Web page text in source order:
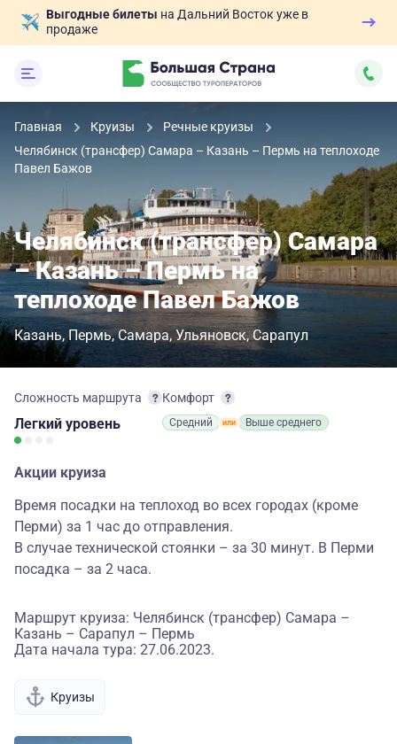
Выгодные билеты на Дальний Восток уже в
продаже
Главная Круизы
Речные круизы
Челябинск (трансфер) Самара – Казань – Пермь на теплоходе
Павел Бажов
Челябинск (трансфер) Самара
– Казань – Пермь на
теплоходе Павел Бажов
Казань Пермь Самара Ульяновск Сарапул
Сложность маршрута
Легкий уровень
Комфорт
Средний Выше среднего
Акции круиза
Время посадки на теплоход во всех городах (кроме
Перми) за 1 час до отправления.
В случае технической стоянки – за 30 минут. В Перми
посадка – за 2 часа.
Маршрут круиза: Челябинск (трансфер) Самара –
Казань – Сарапул – Пермь
Дата начала тура: 27.06.2023.
Круизы